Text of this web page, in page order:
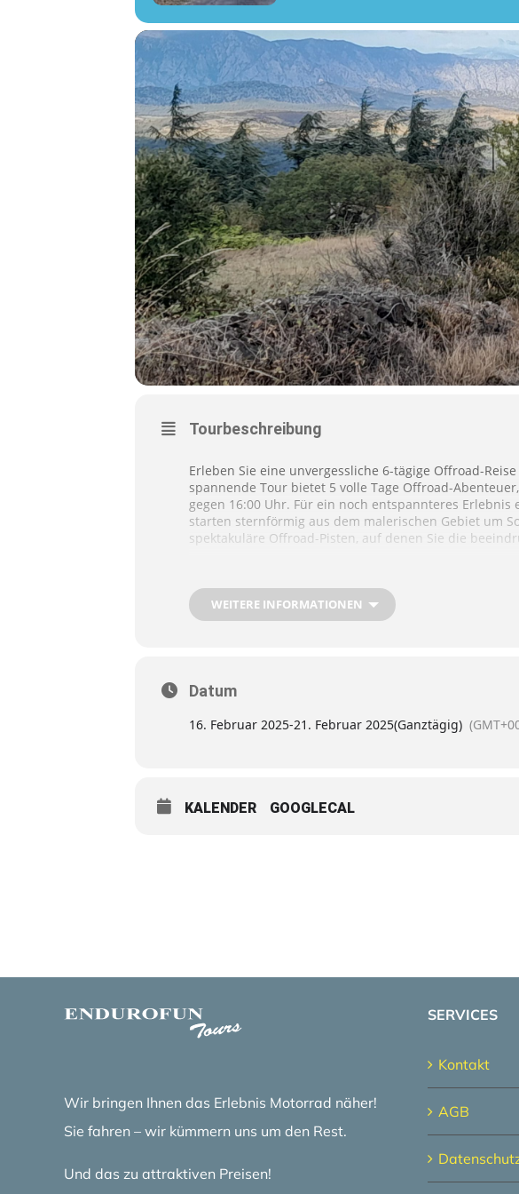
Tourbeschreibung
Erleben Sie eine unvergessliche 6-tägige Offroad-
spannende Tour bietet 5 volle Tage Offroad-
gegen 16:00 Uhr. Für ein noch entspannteres
starten sternförmig aus dem malerischen Gebiet um
spektakuläre Offroad-Pisten, auf denen Sie die
Weitere Informationen zur Tour finden Sie hier.
WEITERE INFORMATIONEN
Datum
16. Februar 2025-21. Februar 2025(Ganztägig)
KALENDER GOOGLECAL
Wir bringen Ihnen das Erlebnis Motorrad näher!
Sie fahren – wir kümmern uns um den Rest.
Und das zu attraktiven Preisen!
SERVICES
Kontakt
AGB